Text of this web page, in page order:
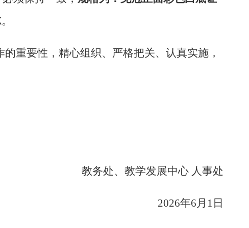
。
重要性，精心组织、严格把关、认真实施，
教务处、教学发展中心 人事处
2026年6月1日